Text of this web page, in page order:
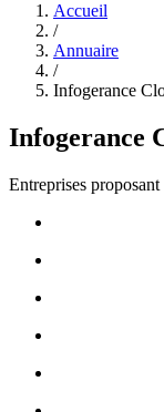
Accueil
/
Annuaire
/
Infogerance
Infogerance
Entreprises proposant